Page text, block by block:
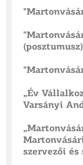
(posztumusz)
„Év
Varsányi
szervezői és